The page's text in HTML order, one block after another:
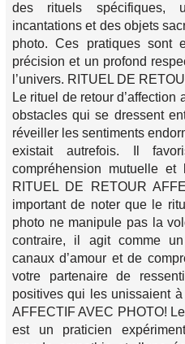
des rituels spécifiques,
incantations et des objets
photo. Ces pratiques sont
précision et un profond
l’univers. RITUEL DE
Le rituel de retour
obstacles qui se dressent
réveiller les sentiments
existait autrefois. Il
compréhension mutuelle et
RITUEL DE RETOUR
important de noter que le
photo ne manipule pas la
contraire, il agit comme
canaux d’amour et de
votre partenaire de
positives qui les unissaient
AFFECTIF AVEC PHOTO!
est un praticien